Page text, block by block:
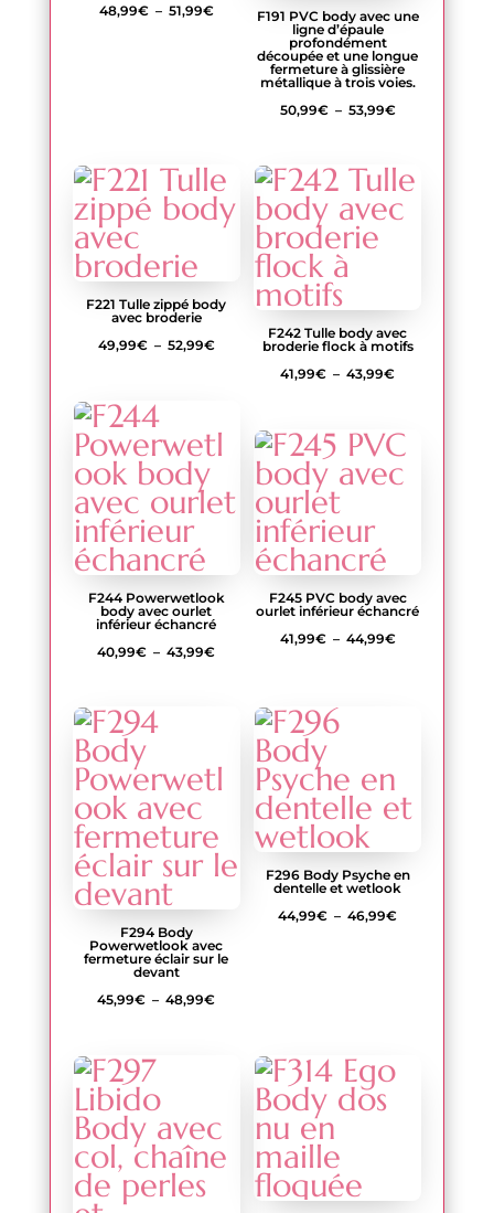
48,99€ – 51,99€Plage
F191 PVC body avec une
ligne d’épaule
profondément
découpée et une longue
fermeture à glissière
métallique à trois voies.
50,99€ – 53,99€Plage
prix :
50,99€
à
F221 Tulle zippé body
avec broderie
49,99€ – 52,99€Plage
49,99€
à
52,99€
F242 Tulle body avec
broderie flock à motifs
41,99€ – 43,99€Plage
prix :
41,99€
à
F244 Powerwetlook
body avec ourlet
inférieur échancré
40,99€ – 43,99€Plage
40,99€
à
43,99€
F245 PVC body avec
ourlet inférieur échancré
41,99€ – 44,99€Plage
44,99€
F294 Body
Powerwetlook avec
fermeture éclair sur le
devant
45,99€ – 48,99€Plage
45,99€
48,99€
F296 Body Psyche en
dentelle et wetlook
44,99€ – 46,99€Plage